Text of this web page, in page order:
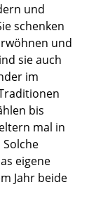
und
schenken
und
sie auch
im
bis
mal in
eigene
Jahr beide